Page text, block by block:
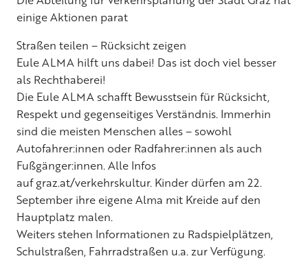
einige Aktionen parat
Straßen teilen – Rücksicht zeigen
Eule ALMA hilft uns dabei! Das ist doch viel besser
als Rechthaberei!
Die Eule ALMA schafft Bewusstsein für Rücksicht,
Respekt und gegenseitiges Verständnis. Immerhin
sind die meisten Menschen alles – sowohl
Autofahrer:innen oder Radfahrer:innen als auch
Fußgänger:innen. Alle Infos
aufgraz.at/verkehrskultur. Kinder dürfen am 22.
September ihre eigene Alma mit Kreide auf den
Hauptplatz malen.
Weiters stehen Informationen zu Radspielplätzen,
Schulstraßen, Fahrradstraßen u.a. zur Verfügung.